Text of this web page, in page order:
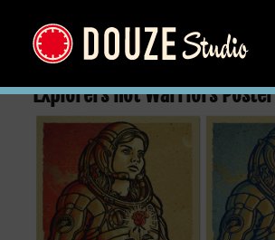
Explorers not Warriors Poster